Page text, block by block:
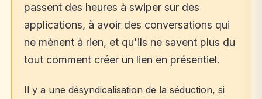
passent des heures à swiper sur des
applications, à avoir des conversations qui
ne mènent à rien, et qu'ils ne savent plus du
tout comment créer un lien en présentiel.
Il y a une désyndicalisation de la séduction, si